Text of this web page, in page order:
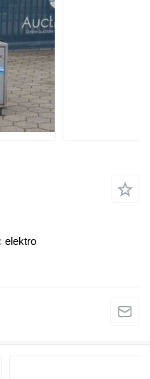
elektro